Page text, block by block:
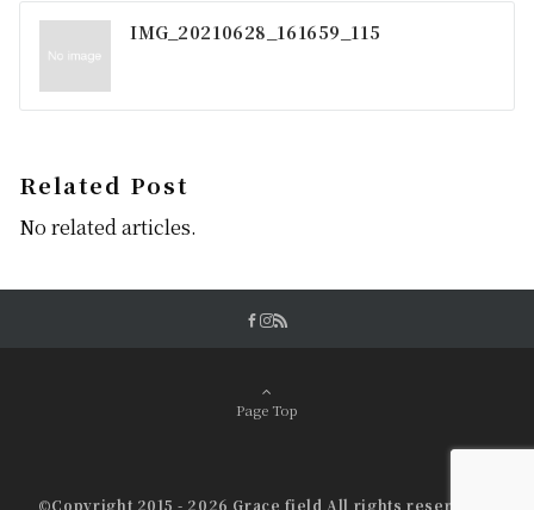
投
ナ
ゲ
ー
IMG_20210628_161659_115
Related Post
No related articles.
Page Top
©Copyright 2015 - 2026 Grace field All rights reserved.